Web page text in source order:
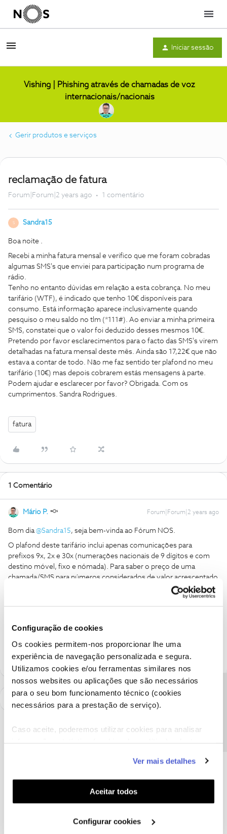
Configuração de cookies
Os cookies permitem-nos proporcionar lhe uma
experiência de navegação personalizada e segura.
Utilizamos cookies e/ou ferramentas similares nos
nossos websites ou aplicações que são necessários
para o seu bom funcionamento técnico (cookies
necessários para a prestação de serviço).
Caso aceite, poderemos utilizar cookies para analisar
funcionalidades (cookies de personalização e
funcionalidade) e adaptar anúncios aos seus interesses
(cookies de publicidade personalizada). Pode gerir a
utilização dos cookies clicando em "Configurar
Ver mais detalhes
Aceitar todos
Configurar cookies
Menu
Iniciar sessão
Vishing | Phishing através de chamadas de voz
internacionais/nacionais
Gerir produtos e serviços
reclamação de fatura
Forum|Forum|2 years ago 1 comentário
S Sandra15
Boa noite .
Recebi a minha fatura mensal e verifico que me foram cobradas
algumas SMS's que enviei para participação num programa de
rádio.
Tenho no entanto dúvidas em relação a esta cobrança. No meu
tarifário (WTF), é indicado que tenho 10€ disponíveis para
consumo. Está informação aparece inclusivamente quando
pesquiso o meu saldo no tlm (*111#). Ao enviar a minha primeira
SMS, constatei que o valor foi deduzido desses mesmos 10€.
Pretendo por favor esclarecimentos para o facto das SMS's virem
detalhadas na fatura mensal deste mês. Ainda são 17,22€ que não
estava a contar de todo. Não me faz sentido ter plafond no meu
tarifário (10€) mas depois cobrarem estás mensagens à parte.
Podem ajudar e esclarecer por favor? Obrigada. Com os
cumprimentos. Sandra Rodrigues.
fatura
1 Comentário
Mário P. Forum|Forum|2 years ago
Bom dia@Sandra15, seja bem-vinda ao Fórum NOS.
O plafond deste tarifário inclui apenas comunicações para
prefixos 9x, 2x e 30x (numerações nacionais de 9 dígitos e com
destino móvel, fixo e nómada). Para saber o preço de uma
chamada/SMS para números considerados de valor acrescentado
Ajude a comunidade a encontrar informação relevante. Marque
como "Melhor Resposta" e faça "Like" nos melhores comentários.